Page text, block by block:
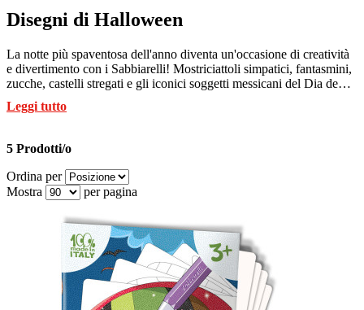
Disegni di Halloween
La notte più spaventosa dell'anno diventa un'occasione di creatività
e divertimento con i Sabbiarelli! Mostriciattoli simpatici, fantasmini,
zucche, castelli stregati e gli iconici soggetti messicani del Dia de
Muertos aspettano solo di essere colorati. In questa sezione troverete
tantissimi album con disegni di Halloween per bambini e
Pronti per essere trasformati in opere d'arte con le nostre fantastiche
penne di sabbia Sabbiarelli. Un modo divertente e creativo per
vivere l'atmosfera di Halloween insieme ai vostri piccoli artisti!
Leggi tutto
5 Prodotti/o
Ordina per
Mostra
per pagina